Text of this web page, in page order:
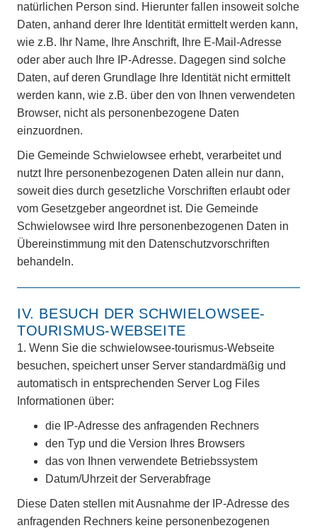
natürlichen Person sind. Hierunter fallen insoweit solche
Daten, anhand derer Ihre Identität ermittelt werden kann,
wie z.B. Ihr Name, Ihre Anschrift, Ihre E-Mail-Adresse
oder aber auch Ihre IP-Adresse. Dagegen sind solche
Daten, auf deren Grundlage Ihre Identität nicht ermittelt
werden kann, wie z.B. über den von Ihnen verwendeten
Browser, nicht als personenbezogene Daten
einzuordnen.
Die Gemeinde Schwielowsee erhebt, verarbeitet und
nutzt Ihre personenbezogenen Daten allein nur dann,
soweit dies durch gesetzliche Vorschriften erlaubt oder
vom Gesetzgeber angeordnet ist. Die Gemeinde
Schwielowsee wird Ihre personenbezogenen Daten in
Übereinstimmung mit den Datenschutzvorschriften
behandeln.
IV. BESUCH DER SCHWIELOWSEE-
TOURISMUS-WEBSEITE
1. Wenn Sie die schwielowsee-tourismus-Webseite
besuchen, speichert unser Server standardmäßig und
automatisch in entsprechenden Server Log Files
Informationen über:
die IP-Adresse des anfragenden Rechners
den Typ und die Version Ihres Browsers
das von Ihnen verwendete Betriebssystem
Datum/Uhrzeit der Serverabfrage
Diese Daten stellen mit Ausnahme der IP-Adresse des
anfragenden Rechners keine personenbezogenen